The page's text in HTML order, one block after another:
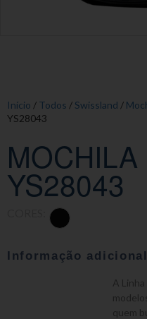
Início / Todos / Swissland /
YS28043
YS28043
Informação adicional
A
quem